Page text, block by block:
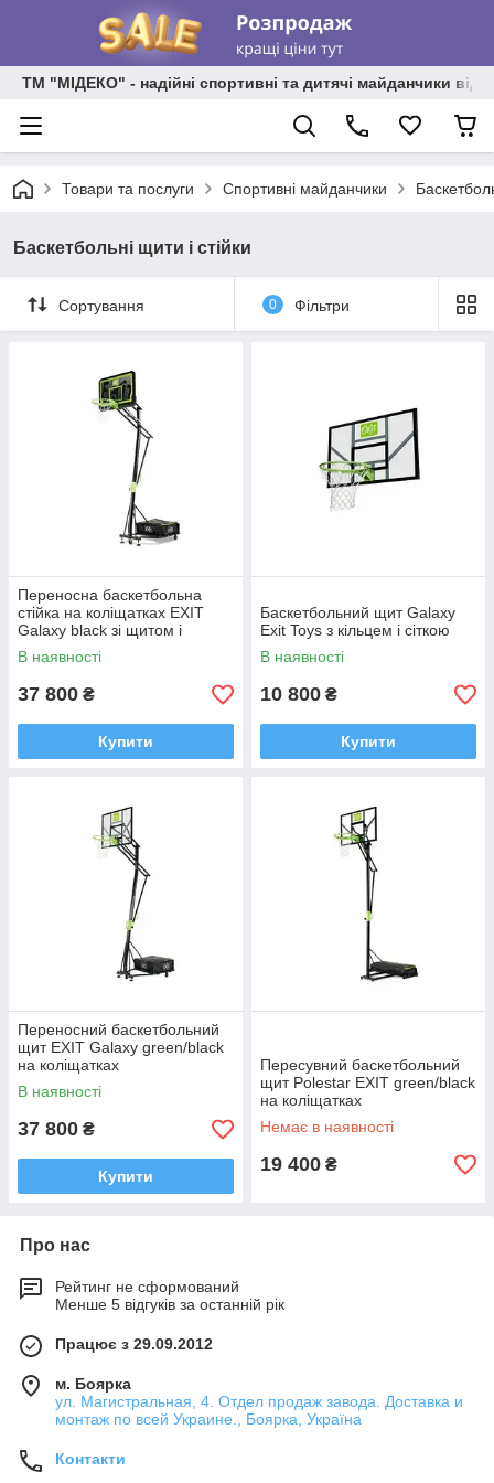
ТМ "МІДЕКО" - надійні спортивні та дитячі майданчики від
Товари та послуги Спортивні майданчики
Баскетбольні щити і стійки
Сортування 0 Фільтри
Переносна баскетбольна
стійка на коліщатках EXIT
Galaxy black зі щитом і
кошиком
В наявності
37 800 ₴
Купити
Баскетбольний щит Galaxy
Exit Toys з кільцем і сіткою
В наявності
10 800 ₴
Купити
Переносний баскетбольний
щит EXIT Galaxy green/black
на коліщатках
В наявності
37 800 ₴
Купити
Пересувний баскетбольний
щит Polestar EXIT green/black
на коліщатках
Немає в наявності
19 400 ₴
Про нас
Рейтинг не сформований
Менше 5 відгуків за останній рік
Працює з 29.09.2012
м. Боярка
ул. Магистральная, 4. Отдел продаж завода. Доставка и
монтаж по всей Украине., Боярка, Україна
Контакти